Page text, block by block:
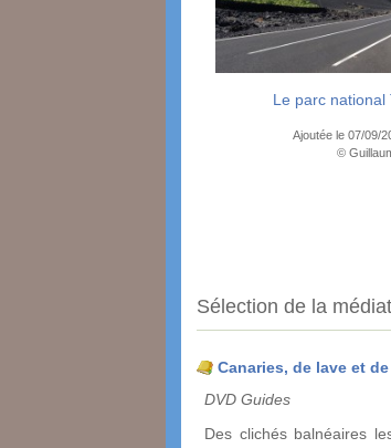
Le parc national
Ajoutée le 07/09/
©
Sélection de la
Canaries, de lave et
DVD Guides
Des clichés balnéaires